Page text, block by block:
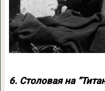
6. Столовая на